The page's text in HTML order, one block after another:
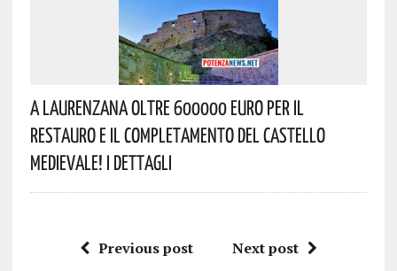
A Laurenzana Oltre 600000 Euro Per Il
Restauro E Il Completamento Del Castello
Medievale! I Dettagli
Previous post Next post